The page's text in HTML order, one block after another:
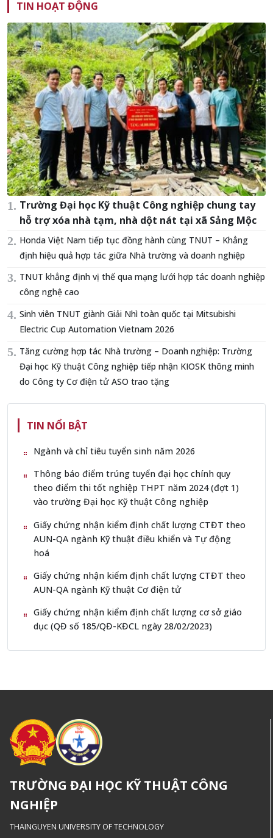
TIN HOẠT ĐỘNG
Trường Đại học Kỹ thuật Công nghiệp chung tay
hỗ trợ xóa nhà tạm, nhà dột nát tại xã Sảng Mộc
Honda Việt Nam tiếp tục đồng hành cùng TNUT – Khẳng
định hiệu quả hợp tác giữa Nhà trường và doanh nghiệp
TNUT khẳng định vị thế qua mạng lưới hợp tác doanh nghiệp
công nghệ cao
Sinh viên TNUT giành Giải Nhì toàn quốc tại Mitsubishi
Electric Cup Automation Vietnam 2026
Tăng cường hợp tác Nhà trường – Doanh nghiệp: Trường
Đại học Kỹ thuật Công nghiệp tiếp nhận KIOSK thông minh
do Công ty Cơ điện tử ASO trao tặng
TIN NỔI BẬT
Ngành và chỉ tiêu tuyển sinh năm 2026
Thông báo điểm trúng tuyển đại học chính quy
theo điểm thi tốt nghiệp THPT năm 2024 (đợt 1)
vào trường Đại học Kỹ thuật Công nghiệp
Giấy chứng nhận kiểm định chất lượng CTĐT theo
AUN-QA ngành Kỹ thuật điều khiển và Tự động
hoá
Giấy chứng nhận kiểm định chất lượng CTĐT theo
AUN-QA ngành Kỹ thuật Cơ điện tử
Giấy chứng nhận kiểm định chất lượng cơ sở giáo
dục (QĐ số 185/QĐ-KĐCL ngày 28/02/2023)
TRƯỜNG ĐẠI HỌC KỸ THUẬT CÔNG
NGHIỆP
THAINGUYEN UNIVERSITY OF TECHNOLOGY